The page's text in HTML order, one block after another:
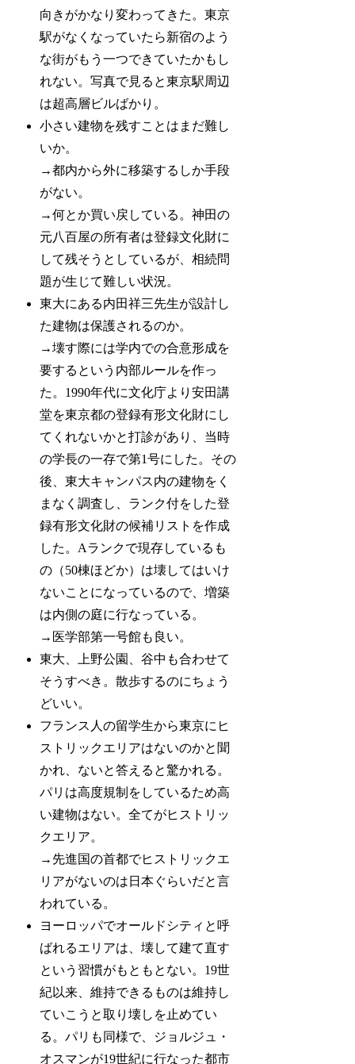
向きがかなり変わってきた。東京
駅がなくなっていたら新宿のよう
な街がもう一つできていたかもし
れない。写真で見ると東京駅周辺
は超高層ビルばかり。
小さい建物を残すことはまだ難し
いか。
→都内から外に移築するしか手段
がない。
→何とか買い戻している。神田の
元八百屋の所有者は登録文化財に
して残そうとしているが、相続問
題が生じて難しい状況。
東大にある内田祥三先生が設計し
た建物は保護されるのか。
→壊す際には学内での合意形成を
要するという内部ルールを作っ
た。1990年代に文化庁より安田講
堂を東京都の登録有形文化財にし
てくれないかと打診があり、当時
の学長の一存で第1号にした。その
後、東大キャンパス内の建物をく
まなく調査し、ランク付をした登
録有形文化財の候補リストを作成
した。Aランクで現存しているも
の（50棟ほどか）は壊してはいけ
ないことになっているので、増築
は内側の庭に行なっている。
→医学部第一号館も良い。
東大、上野公園、谷中も合わせて
そうすべき。散歩するのにちょう
どいい。
フランス人の留学生から東京にヒ
ストリックエリアはないのかと聞
かれ、ないと答えると驚かれる。
パリは高度規制をしているため高
い建物はない。全てがヒストリッ
クエリア。
→先進国の首都でヒストリックエ
リアがないのは日本ぐらいだと言
われている。
ヨーロッパでオールドシティと呼
ばれるエリアは、壊して建て直す
という習慣がもともとない。19世
紀以来、維持できるものは維持し
ていこうと取り壊しを止めてい
る。パリも同様で、ジョルジュ・
オスマンが19世紀に行なった都市